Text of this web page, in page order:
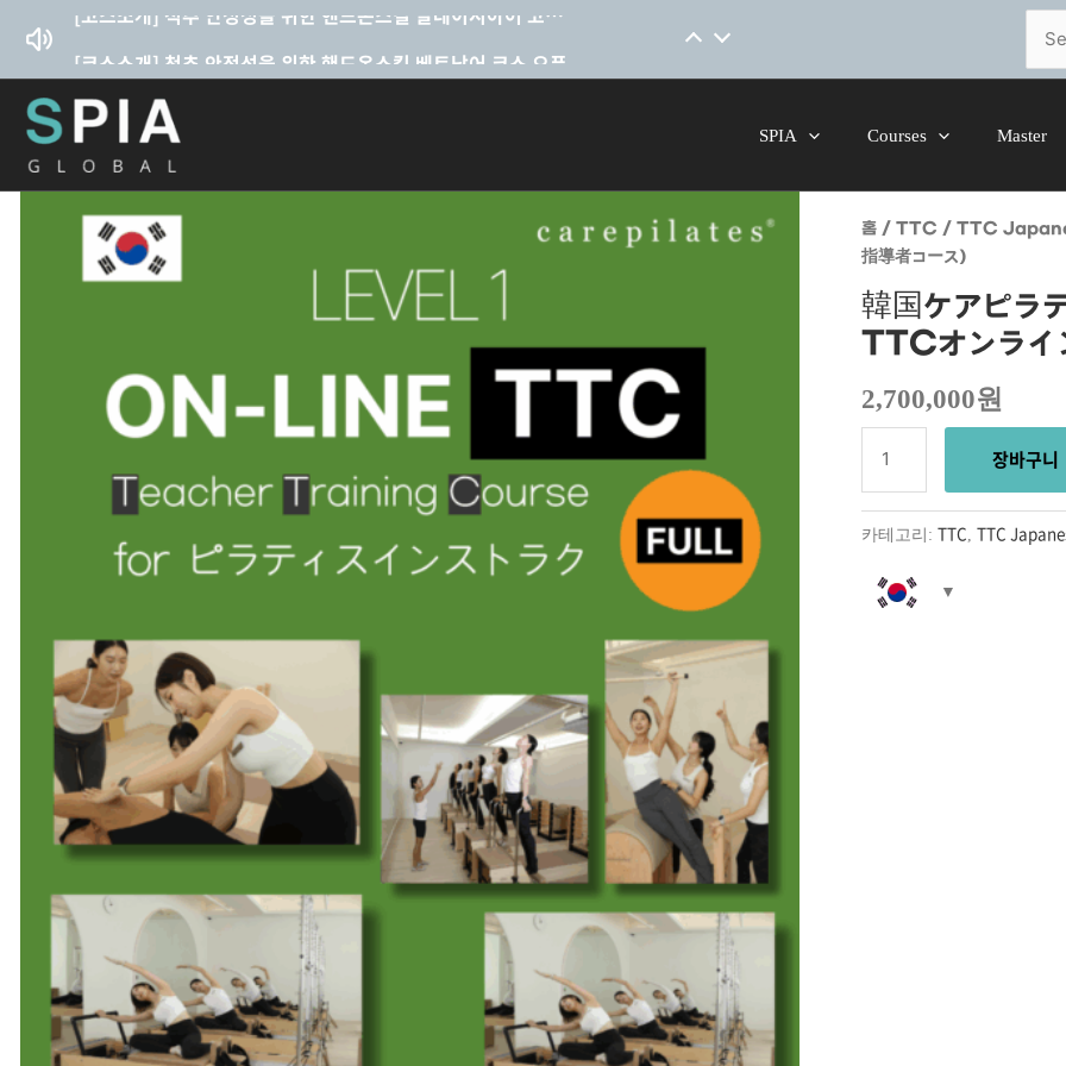
건너뛰기
for:
SPIA Courses Master
홈 /TTC /TTC
指導者コース）
韓国ケアピラ
TTCオンライ
2,700,000원
TTCオンラインコース
（Full
指導者コース）
수량
장바구니
카테고리:TTC,TTC